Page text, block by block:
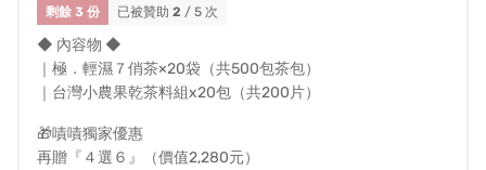
剩餘 3 份
已被贊助 2 / 5 次
◆ 內容物 ◆
｜極．輕濕７俏茶×20袋（共500包茶包）
｜台灣小農果乾茶料組x20包（共200片）
🎁嘖嘖獨家優惠
再贈『４選６』（價值2,280元）